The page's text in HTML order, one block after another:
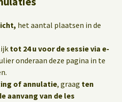
het aantal plaatsen in de
tot 24 u voor de sessie via e-
onderaan deze pagina in te
of annulatie, graag ten
aanvang van de les